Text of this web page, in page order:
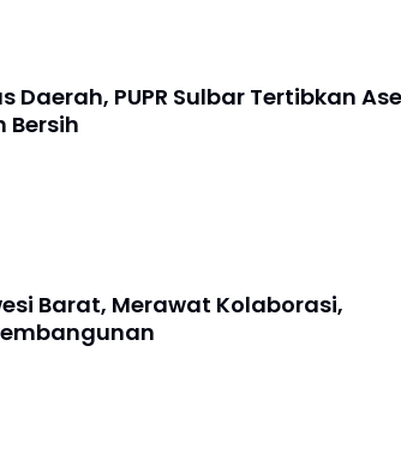
PUPR Sulbar Tertibkan
Bersih
Barat, Merawat Kolaborasi,